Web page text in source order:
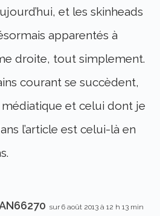
et les skinheads
apparentés à
droite, tout simplement.
courant se succèdent,
et celui dont je
l’article est celui-là en
sur 6 août 2013 à 12 h 13 min